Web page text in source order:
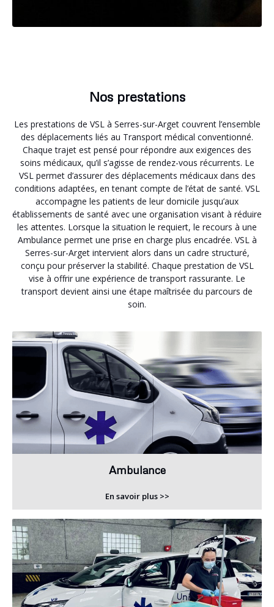
Nos prestations
Les prestations de VSL à Serres-sur-Arget couvrent l’ensemble
des déplacements liés au Transport médical conventionné.
Chaque trajet est pensé pour répondre aux exigences des
soins médicaux, qu’il s’agisse de rendez-vous récurrents. Le
VSL permet d’assurer des déplacements médicaux dans des
conditions adaptées, en tenant compte de l’état de santé. VSL
accompagne les patients de leur domicile jusqu’aux
établissements de santé avec une organisation visant à réduire
les attentes. Lorsque la situation le requiert, le recours à une
Ambulance permet une prise en charge plus encadrée. VSL à
Serres-sur-Arget intervient alors dans un cadre structuré,
conçu pour préserver la stabilité. Chaque prestation de VSL
vise à offrir une expérience de transport rassurante. Le
transport devient ainsi une étape maîtrisée du parcours de
soin.
Ambulance
En savoir plus >>